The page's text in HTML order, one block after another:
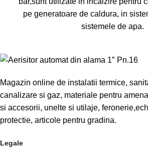
pe generatoare de caldura, in
sistemele de apa.
Magazin online de instalatii termice,
canalizare si gaz, materiale pentru
si accesorii, unelte si utilaje,
protectie, articole pentru gradina.
Legale